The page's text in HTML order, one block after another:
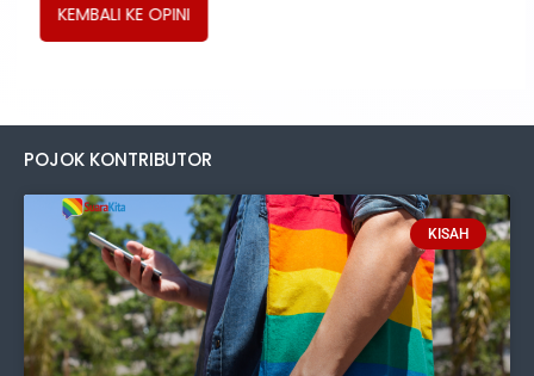
KEMBALI KE OPINI
POJOK KONTRIBUTOR
KISAH